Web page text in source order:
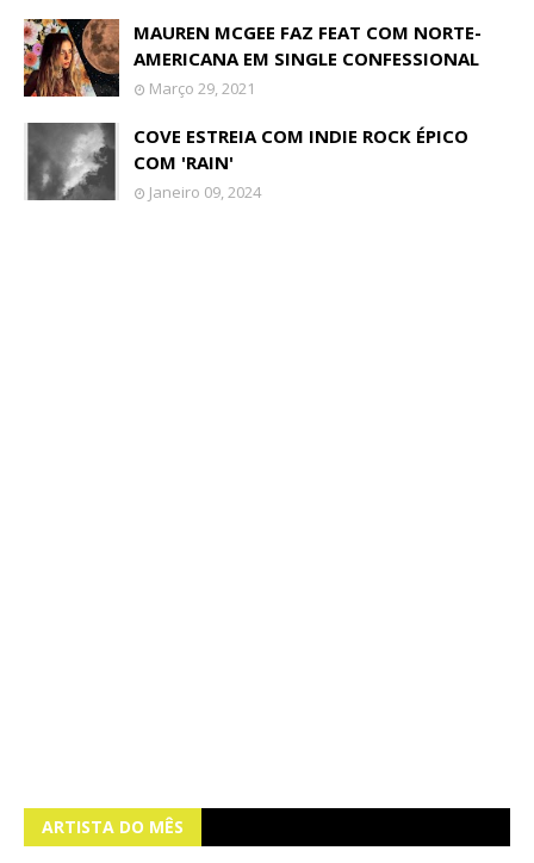
MAUREN MCGEE FAZ FEAT COM NORTE-
AMERICANA EM SINGLE CONFESSIONAL
Março 29, 2021
COVE ESTREIA COM INDIE ROCK ÉPICO
COM 'RAIN'
Janeiro 09, 2024
ARTISTA DO MÊS